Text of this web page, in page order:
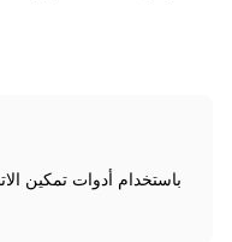
باستخدام أدوات تمكين